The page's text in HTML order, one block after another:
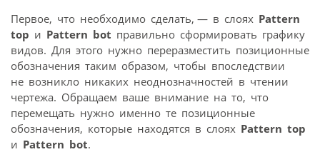
Первое, что необходимо сделать, — в слоях Pattern
top и Pattern bot правильно сформировать графику
видов. Для этого нужно переразместить позиционные
обозначения таким образом, чтобы впоследствии
не возникло никаких неоднозначностей в чтении
чертежа. Обращаем ваше внимание на то, что
перемещать нужно именно те позиционные
обозначения, которые находятся в слоях Pattern top
и Pattern bot.